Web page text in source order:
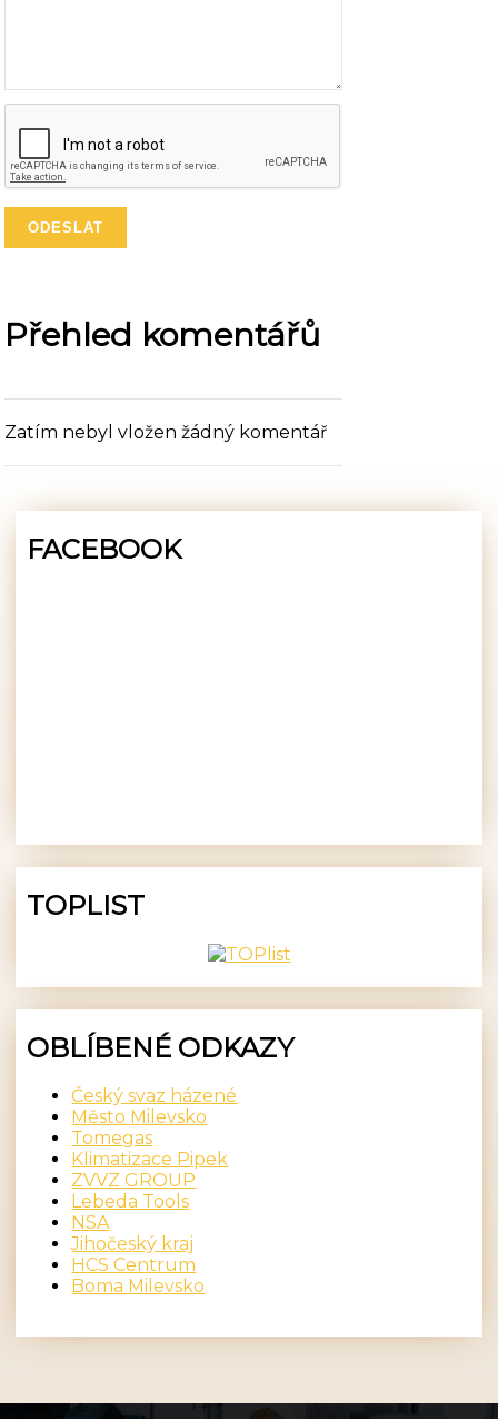
Přehled komentářů
Zatím nebyl vložen žádný komentář
FACEBOOK
TOPLIST
OBLÍBENÉ ODKAZY
Český svaz házené
Město Milevsko
Tomegas
Klimatizace Pipek
ZVVZ GROUP
Lebeda Tools
NSA
Jihočeský kraj
HCS Centrum
Boma Milevsko